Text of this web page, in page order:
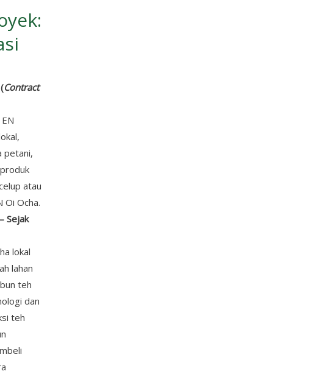
Contract
petani,
atau
Oi Ocha.
Sejak
lokal
lahan
teh
dan
teh